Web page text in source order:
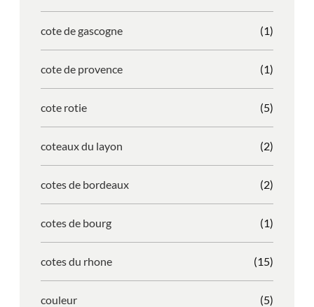
cote de gascogne (1)
cote de provence (1)
cote rotie (5)
coteaux du layon (2)
cotes de bordeaux (2)
cotes de bourg (1)
cotes du rhone (15)
couleur (5)